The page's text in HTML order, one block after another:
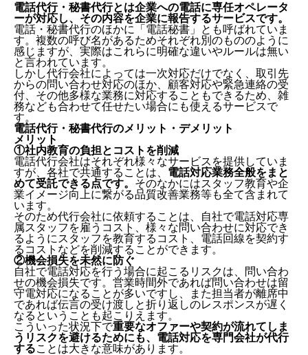
電話代行・秘書代行とは企業への電話に専任オペレータ
ーが対応し、その内容を企業に報告するサービスです。
電話・秘書代行のほかに「電話秘書」とも呼ばれていま
す。複数の呼び名があるためそれぞれ別のもののように
感じますが、実際はこれらに明確な違いやルールは無い
と言われています。
しかし代行会社によっては一次対応だけでなく、取引先
からの問い合わせ対応のほか、顧客対応や緊急連絡の受
付、その他多様な業務に対応することもできるため、雑
務なども合わせて任せたい場合にも使えるサービスで
す。
電話代行・秘書代行のメリット・デメリット
メリット
①社内教育の負担とコストを削減
電話代行会社はそれぞれ様々なサービスを提供していま
すが、各社で共通することは、 電話対応業務全般をまと
めて受託できる点です。 そのなかにはスタッフ教育や企
業イメージ向上に繋がる品質改善業務等も全て含まれて
います。
そのため代行会社に依頼することは、自社で電話対応専
属スタッフを雇うコスト、様々な問い合わせに対応でき
るようにスタッフを教育するコスト、電話回線を契約す
るコストなどを削減することができます。
②機会損失を未然に防ぐ
自社で電話対応を行う場合に起こるリスクは、問い合わ
せの機会損失です。営業時間外であれば問い合わせは留
守電対応になることが多いですし、また担当者が離席中
であれば伝言の受け渡しと折り返しのレスポンスが遅く
なるということも起こりえます。
こういった状況下で重要なオファーや契約が流れてしま
うリスクを避けるためにも、電話対応を専門会社が代行
することは大きな意味があります。